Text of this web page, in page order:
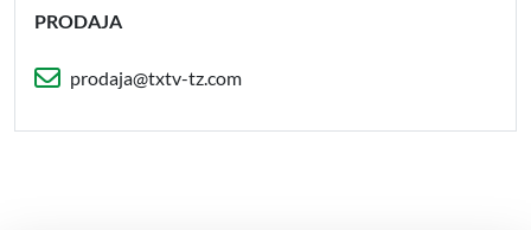
PRODAJA
prodaja@txtv-tz.com